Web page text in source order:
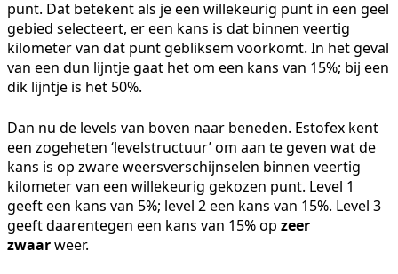
punt. Dat betekent als je een willekeurig punt in een geel
gebied selecteert, er een kans is dat binnen veertig
kilometer van dat punt gebliksem voorkomt. In het geval
van een dun lijntje gaat het om een kans van 15%; bij een
dik lijntje is het 50%.
Dan nu de levels van boven naar beneden. Estofex kent
een zogeheten ‘levelstructuur’ om aan te geven wat de
kans is op zware weersverschijnselen binnen veertig
kilometer van een willekeurig gekozen punt. Level 1
geeft een kans van 5%; level 2 een kans van 15%. Level 3
geeft daarentegen een kans van 15% op zeer
zwaarweer.